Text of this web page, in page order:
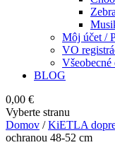
Môj účet /
VO
BLOG
0,00 €
Vyberte stranu
Domov /KiETLA
ochranou 48-52 cm